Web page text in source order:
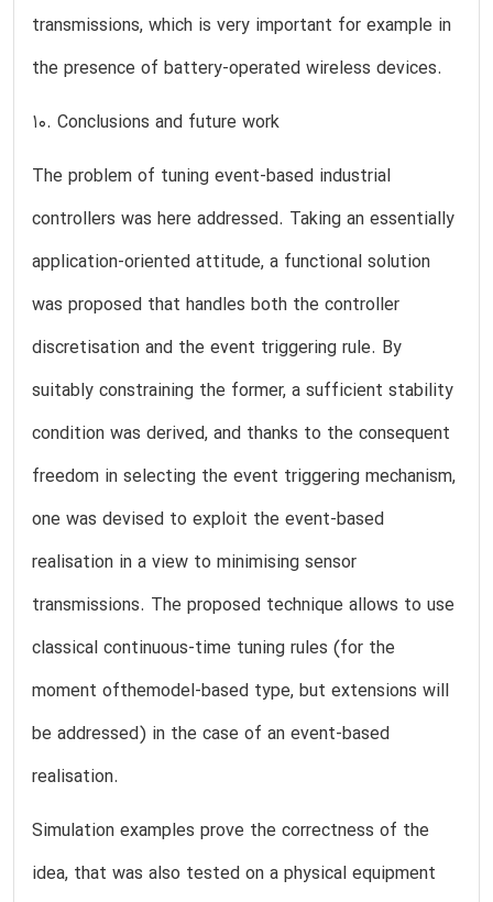
transmissions, which is very important for example in
the presence of battery-operated wireless devices.
10. Conclusions and future work
The problem of tuning event-based industrial
controllers was here addressed. Taking an essentially
application-oriented attitude, a functional solution
was proposed that handles both the controller
discretisation and the event triggering rule. By
suitably constraining the former, a sufficient stability
condition was derived, and thanks to the consequent
freedom in selecting the event triggering mechanism,
one was devised to exploit the event-based
realisation in a view to minimising sensor
transmissions. The proposed technique allows to use
classical continuous-time tuning rules (for the
moment ofthemodel-based type, but extensions will
be addressed) in the case of an event-based
realisation.
Simulation examples prove the correctness of the
idea, that was also tested on a physical equipment